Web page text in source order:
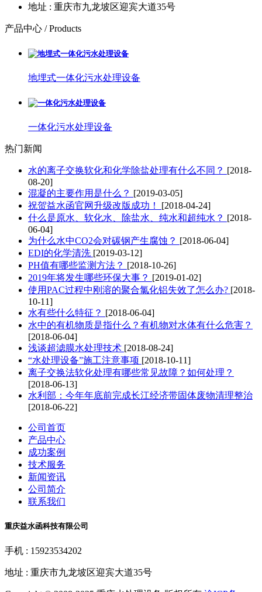
地址 : 重庆市九龙坡区迎宾大道35号
产品中心 /Products
地埋式一体化污水处理设备
一体化污水处理设备
热门新闻
水的离子交换软化和化学除盐处理有什么不同？ [2018-
08-20]
混凝的主要作用是什么？ [2019-03-05]
祝贺益水函官网升级改版成功！ [2018-04-24]
什么是原水、软化水、除盐水、纯水和超纯水？ [2018-
06-04]
为什么水中CO2会对碳钢产生腐蚀？ [2018-06-04]
EDI的化学清洗 [2019-03-12]
PH值有哪些监测方法？ [2018-10-26]
2019年将发生哪些环保大事？ [2019-01-02]
使用PAC过程中刚溶的聚合氯化铝失效了怎么办? [2018-
10-11]
水有些什么特征？ [2018-06-04]
水中的有机物质是指什么？有机物对水体有什么危害？
[2018-06-04]
浅谈超滤膜水处理技术 [2018-08-24]
“水处理设备”施工注意事项 [2018-10-11]
离子交换法软化处理有哪些常见故障？如何处理？
[2018-06-13]
水利部：今年年底前完成长江经济带固体废物清理整治
[2018-06-22]
公司首页
产品中心
成功案例
技术服务
新闻资讯
公司简介
联系我们
重庆益水函科技有限公司
手机 : 15923534202
地址 : 重庆市九龙坡区迎宾大道35号